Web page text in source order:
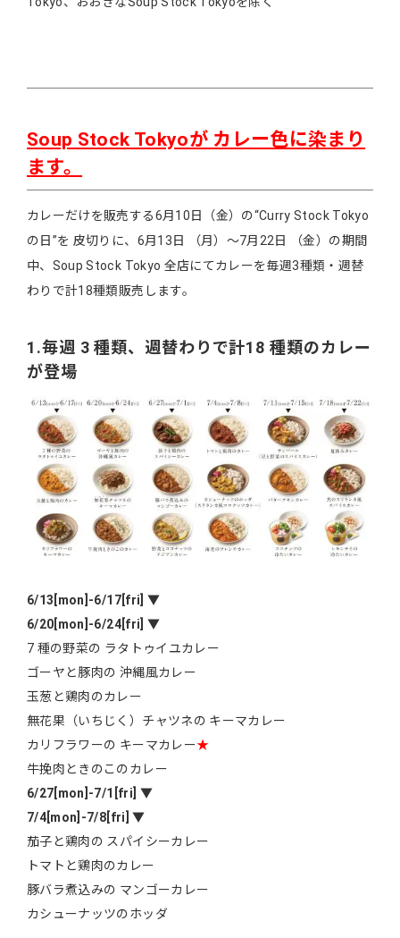
Soup Stock Tokyoが カレー色に染まり
ます。
カレーだけを販売する6月10日（金）の“Curry Stock Tokyo
の日”を 皮切りに、6月13日 （月）～7月22日 （金）の期間
中、Soup Stock Tokyo 全店にてカレーを毎週3種類・週替
わりで計18種類販売します。
1.毎週 3 種類、週替わりで計18 種類のカレー
が登場
6/13[mon]-6/17[fri] ▼
6/20[mon]-6/24[fri] ▼
7 種の野菜の ラタトゥイユカレー
ゴーヤと豚肉の 沖縄風カレー
玉葱と鶏肉のカレー
無花果（いちじく）チャツネの キーマカレー
カリフラワーの キーマカレー★
牛挽肉ときのこのカレー
6/27[mon]-7/1[fri] ▼
7/4[mon]-7/8[fri]▼
茄子と鶏肉の スパイシーカレー
トマトと鶏肉のカレー
豚バラ煮込みの マンゴーカレー
カシューナッツのホッダ